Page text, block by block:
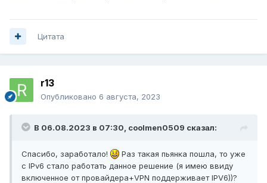
up" ] || exit 0
    ip route add default dev $system_name
table 1001
Цитата
r13
Опубликовано 6 августа, 2023
В 06.08.2023 в 07:30, coolmen0509 сказал:
Спасибо, заработало!
Раз такая пьянка пошла, то уже
с IPv6 стало работать данное решение (я имею ввиду
включенное от провайдера+VPN поддерживает IPV6))?